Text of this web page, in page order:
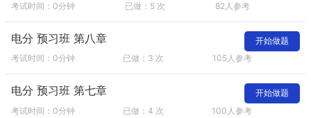
考试时间：0分钟 已做：5 次 82人参考
电分 预习班 第八章
考试时间：0分钟 已做：3 次 105人参考
开始做题
电分 预习班 第七章
考试时间：0分钟 已做：4 次 100人参考
开始做题